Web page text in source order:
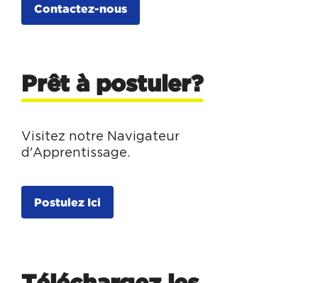
Contactez-nous
Prêt à postuler?
Visitez notre Navigateur
d'Apprentissage.
Postulez Ici